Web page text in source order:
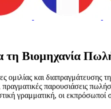
τη Βιομηχανία
ομιλίας και
πραγματικές παρουσιάσεις
γραμματική, οι